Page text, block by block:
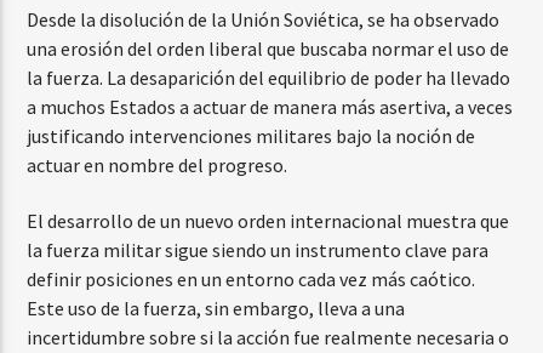
Desde la disolución de la Unión Soviética, se ha observado
una erosión del orden liberal que buscaba normar el uso de
la fuerza. La desaparición del equilibrio de poder ha llevado
a muchos Estados a actuar de manera más asertiva, a veces
justificando intervenciones militares bajo la noción de
actuar en nombre del progreso.
El desarrollo de un nuevo orden internacional muestra que
la fuerza militar sigue siendo un instrumento clave para
definir posiciones en un entorno cada vez más caótico.
Este uso de la fuerza, sin embargo, lleva a una
incertidumbre sobre si la acción fue realmente necesaria o